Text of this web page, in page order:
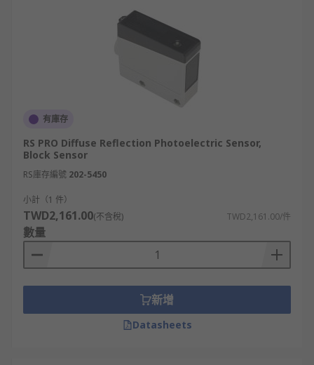
有庫存
RS PRO Diffuse Reflection Photoelectric Sensor,
Block Sensor
RS庫存編號 202-5450
小計（1 件）
TWD2,161.00(不含稅) TWD2,161.00/件
數量
新增
Datasheets